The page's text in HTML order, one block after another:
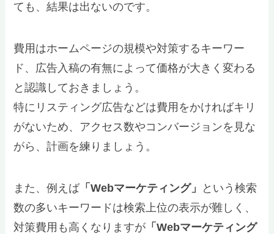
ても、結果は出ないのです。
費用はホームページの規模や対策するキーワー
ド、広告入稿の有無によって価格が大きく変わる
と認識しておきましょう。
特にリスティング広告などは費用をかければキリ
がないため、アクセス数やコンバージョンを見な
がら、計画を練りましょう。
また、例えば「Webマーケティング」
という検索
数の多いキーワードは検索上位の表示が難しく、
対策費用も高くなりますが 「Webマーケティング